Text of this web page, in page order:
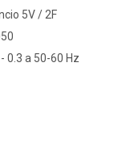
5V / 2F
0.3 a 50-60 Hz